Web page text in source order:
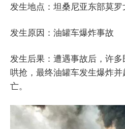
发生地点：坦桑尼亚东部莫罗
发生原因：油罐车爆炸事故
发生后果：遭遇事故后，许
哄抢，最终油罐车发生爆炸
亡。